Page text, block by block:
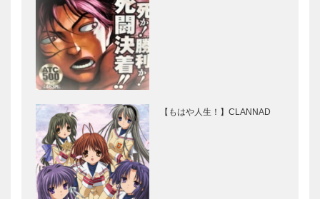
【もはや人生！】CLANNAD